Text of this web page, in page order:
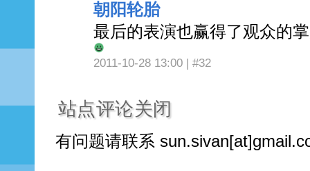
朝阳轮胎
最后的表演也赢得了观众的
2011-10-28 13:00 | #32
站点评论关闭
有问题请联系